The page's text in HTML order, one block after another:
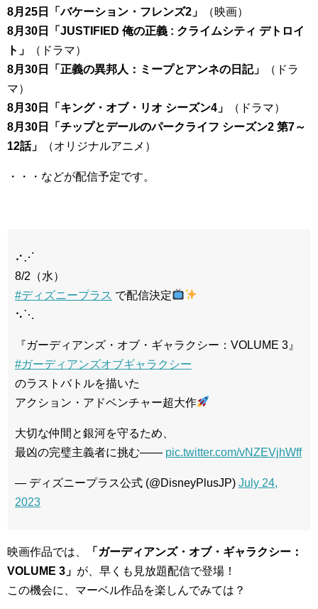
8月25日「バケーション・フレンズ2」
（映画）
8月30日「JUSTIFIED 俺の正義 : クライムシティ デトロイ
ト」
（ドラマ）
8月30日「正義の異邦人：ミープとアンネの日記」
（ドラ
マ）
8月30日「キング・オブ・リオ シーズン4」
（ドラマ）
8月30日「チップとデールのパークライフ シーズン2 第7～
12話」
（オリジナルアニメ）
・・・などが配信予定です。
⠔⋰
8/2（水）
#ディズニープラス で配信決定
⠢⋱
『ガーディアンズ・オブ・ギャラクシー：VOLUME 3』
#ガーディアンズオブギャラクシー
のラストバトルを描いた
アクション・アドベンチャー超大作
大切な仲間と銀河を守るため、
最凶の完璧主義者に挑む―― pic.twitter.com/vNZEVjhWff
— ディズニープラス公式 (@DisneyPlusJP) July 24,
2023
映画作品では、
「ガーディアンズ・オブ・ギャラクシー：
VOLUME 3」 が、早くも見放題配信で登場！
この機会に、マーベル作品を楽しんでみては？